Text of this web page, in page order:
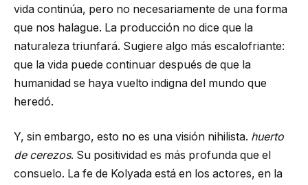
vida continúa, pero no necesariamente de una forma
que nos halague. La producción no dice que la
naturaleza triunfará. Sugiere algo más escalofriante:
que la vida puede continuar después de que la
humanidad se haya vuelto indigna del mundo que
heredó.
Y, sin embargo, esto no es una visión nihilista. huerto
de cerezos. Su positividad es más profunda que el
consuelo. La fe de Kolyada está en los actores, en la